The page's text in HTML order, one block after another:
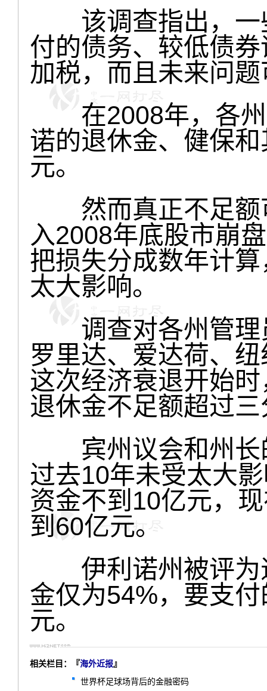
该调查指出，一
付的债务、较低债
加税，而且未来问
在2008年，各州
诺的退休金、健保
元。
然而真正不足额
入2008年底股市崩
把损失分成数年计
太大影响。
调查对各州管理
罗里达、爱达荷、
这次经济衰退开始
退休金不足额超过
宾州议会和州长
过去10年未受太大
资金不到10亿元，
到60亿元。
伊利诺州被评为
金仅为54%，要支
元。
相关栏目：『海外近报』
世界杯足球场背后的金融密码